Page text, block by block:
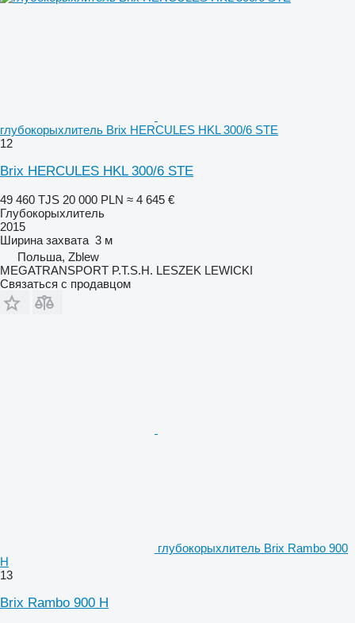
глубокорыхлитель Brix HERCULES HKL 300/6 STE
12
Brix HERCULES HKL 300/6 STE
49 460 TJS 20 000 PLN ≈ 4 645 €
Глубокорыхлитель
2015
Ширина захвата 3 м
Польша, Zblew
MEGATRANSPORT P.T.S.H. LESZEK LEWICKI
Связаться с продавцом
глубокорыхлитель Brix Rambo 900
H
13
Brix Rambo 900 H